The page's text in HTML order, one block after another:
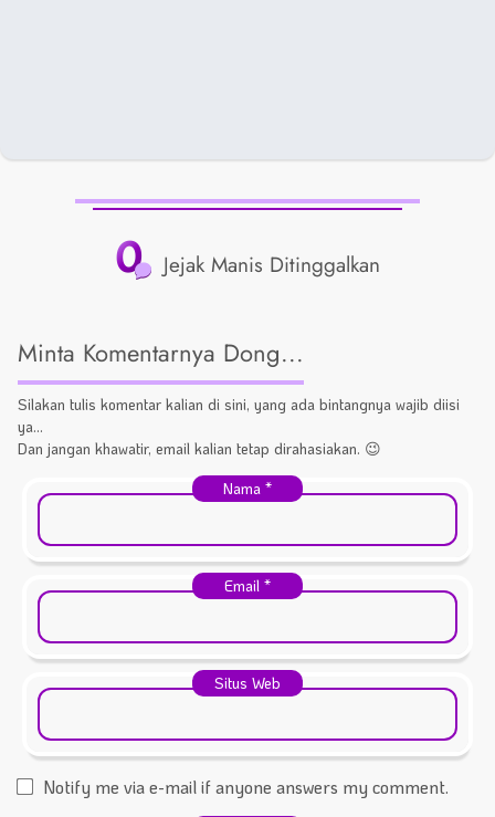
0 Jejak Manis Ditinggalkan
Minta Komentarnya Dong...
Silakan tulis komentar kalian di sini, yang ada bintangnya wajib diisi
ya...
Dan jangan khawatir, email kalian tetap dirahasiakan. 😉
Nama *
Email *
Situs Web
Notify me via e-mail if anyone answers my comment.